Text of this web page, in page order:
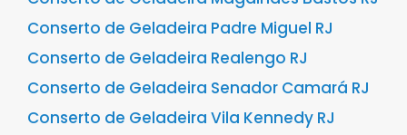
Conserto de Geladeira Padre Miguel RJ
Conserto de Geladeira Realengo RJ
Conserto de Geladeira Senador Camará RJ
Conserto de Geladeira Vila Kennedy RJ